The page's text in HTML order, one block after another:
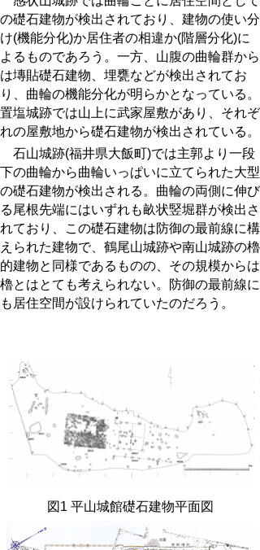
の礎石建物が検出されており、建物の使い分
け(機能分化)か居住者の相違か(階層分化)に
よるものであろう。一方、山腹の曲輪群から
は塼貼礎石建物、埋甕などが検出されてお
り、曲輪の機能分化が明らかとなっている。
置塩城跡では山上に武家屋敷があり、それぞ
れの屋敷地から礎石建物が検出されている。
石山城跡(福井県大飯町)では主郭より一段
下の曲輪から曲輪いっぱいに立てられた大型
の礎石建物が検出される。曲輪の両側に伸び
る尾根先端にはいずれも畝状竪堀群が検出さ
れており、この礎石建物は防御の最前線に構
えられた建物で、鶴尾山城跡や南山城跡の櫓
的建物と同様であるものの、その規模からは
櫓とはとても考えられない。防御の最前線に
も居住空間が設けられていたのだろう。
図 1 平山城館礎石建物平面図